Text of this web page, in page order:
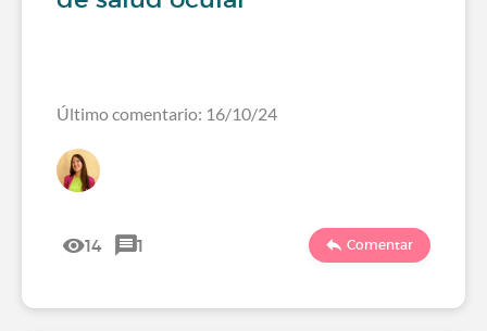
Último comentario: 16/10/24
14 1 Comentar